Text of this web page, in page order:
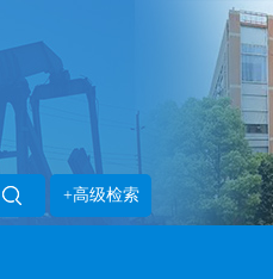
+高级检索